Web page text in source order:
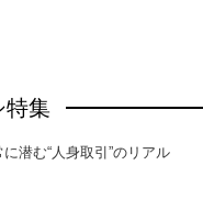
特集
潜む“人身取引”のリアル